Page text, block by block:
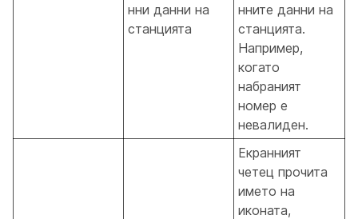
нни данни на
станцията
нните данни на
станцията.
Например,
когато
набраният
номер е
невалиден.
Екранният
четец прочита
името на
иконата,